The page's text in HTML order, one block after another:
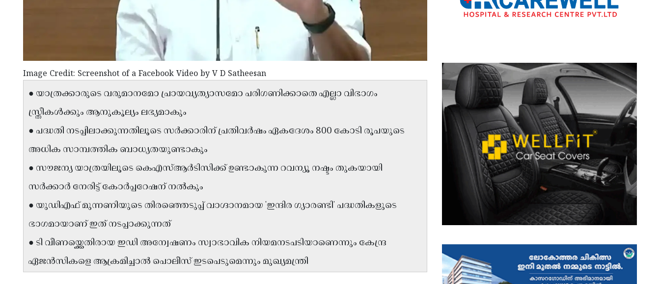
Image Credit: Screenshot of a Facebook Video by V D Satheesan
● യാത്രക്കാരുടെ വരുമാനമോ പ്രായവ്യത്യാസമോ പരിഗണിക്കാതെ എല്ലാ വിഭാഗം
സ്ത്രീകൾക്കും ആനുകൂല്യം ലഭ്യമാകും
● പദ്ധതി നടപ്പിലാക്കുന്നതിലൂടെ സർക്കാരിന് പ്രതിവർഷം ഏകദേശം 800 കോടി രൂപയുടെ
അധിക സാമ്പത്തിക ബാധ്യതയുണ്ടാകും
● സൗജന്യ യാത്രയിലൂടെ കെഎസ്ആർടിസിക്ക് ഉണ്ടാകുന്ന റവന്യൂ നഷ്ടം തുകയായി
സർക്കാർ നേരിട്ട് കോർപ്പറേഷന് നൽകും
● യുഡിഎഫ് മുന്നണിയുടെ തിരഞ്ഞെടുപ്പ് വാഗ്ദാനമായ 'ഇന്ദിര ഗ്യാരണ്ടി' പദ്ധതികളുടെ
ഭാഗമായാണ് ഇത് നടപ്പാക്കുന്നത്
● ടി വീണയ്ക്കെതിരായ ഇഡി അന്വേഷണം സ്വാഭാവിക നിയമനടപടിയാണെന്നും കേന്ദ്ര
ഏജൻസികളെ ആക്രമിച്ചാൽ പൊലീസ് ഇടപെടുമെന്നും മുഖ്യമന്ത്രി